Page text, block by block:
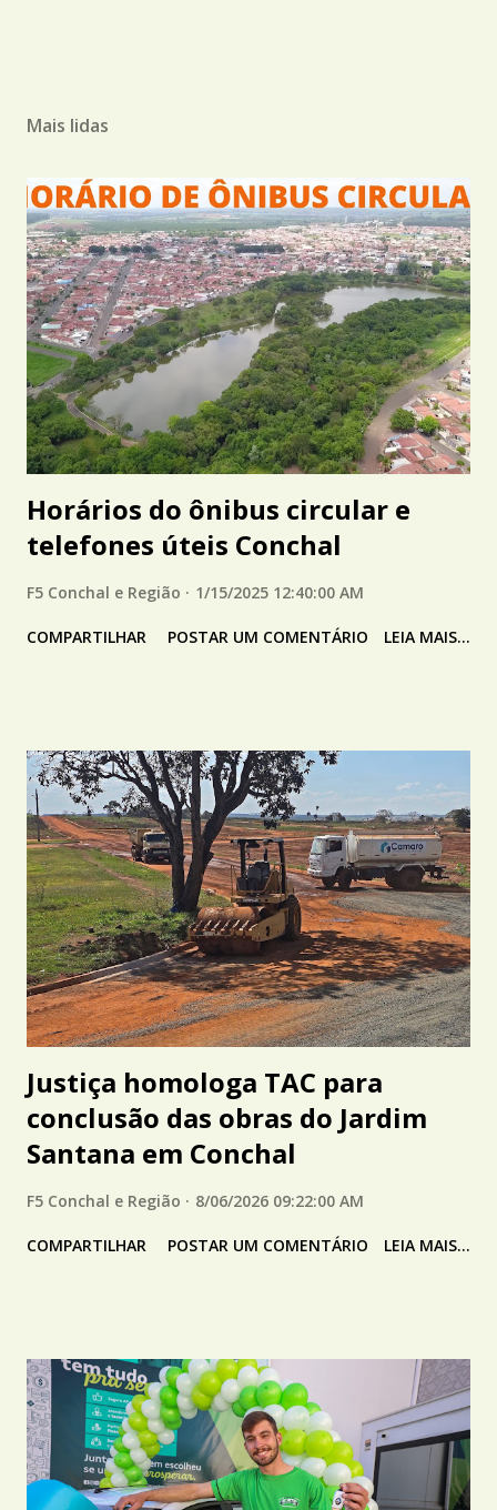
Mais lidas
Horários do ônibus circular e
telefones úteis Conchal
F5 Conchal e Região 1/15/2025 12:40:00 AM
COMPARTILHAR POSTAR UM COMENTÁRIO LEIA MAIS...
Justiça homologa TAC para
conclusão das obras do Jardim
Santana em Conchal
F5 Conchal e Região 8/06/2026 09:22:00 AM
COMPARTILHAR POSTAR UM COMENTÁRIO LEIA MAIS...